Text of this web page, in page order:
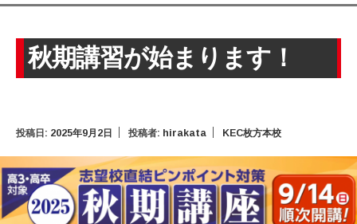
秋期講習が始まります！
投稿日: 2025年9月2日 投稿者: hirakata KEC枚方本校